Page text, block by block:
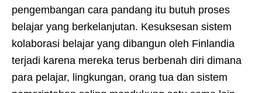
pengembangan cara pandang itu butuh proses
belajar yang berkelanjutan. Kesuksesan sistem
kolaborasi belajar yang dibangun oleh Finlandia
terjadi karena mereka terus berbenah diri dimana
para pelajar, lingkungan, orang tua dan sistem